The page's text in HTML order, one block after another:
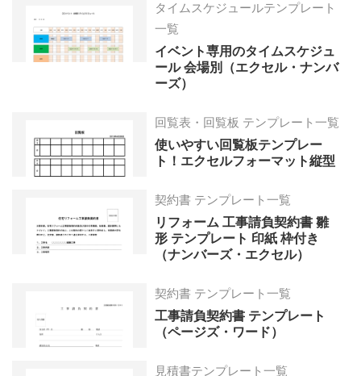
タイムスケジュールテンプレート
一覧
イベント専用のタイムスケジュ
ール 会場別（エクセル・ナンバ
ーズ）
回覧表・回覧板 テンプレート一覧
使いやすい回覧板テンプレー
ト！エクセルフォーマット縦型
契約書 テンプレート一覧
リフォーム 工事請負契約書 雛
形 テンプレート 印紙 枠付き
（ナンバーズ・エクセル）
契約書 テンプレート一覧
工事請負契約書 テンプレート
（ページズ・ワード）
見積書テンプレート一覧